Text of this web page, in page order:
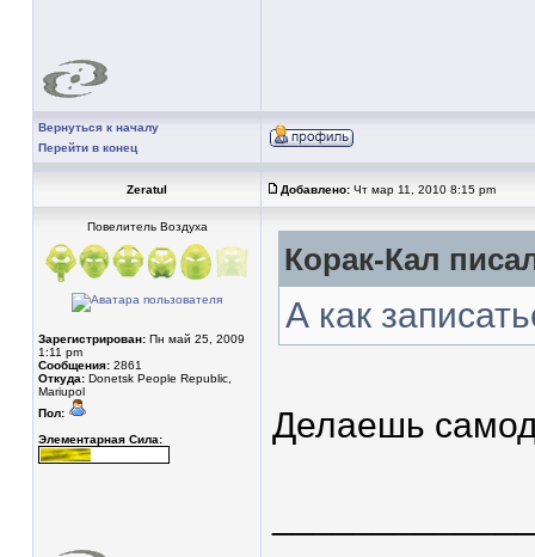
Вернуться к началу
Перейти в конец
Zeratul Добавлено: Чт мар 11, 2010 8:15 pm
Повелитель Воздуха
Зарегистрирован: Пн май 25, 2009
1:11 pm
Сообщения: 2861
Откуда: Donetsk People Republic,
Mariupol
Пол:
Элементарная Сила:
Корак-Кал
А как
Делаешь